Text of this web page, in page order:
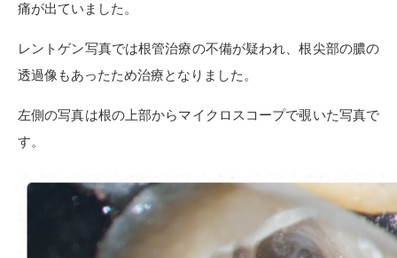
痛が出ていました。
レントゲン写真では根管治療の不備が疑われ、根尖部の膿の
透過像もあったため治療となりました。
左側の写真は根の上部からマイクロスコープで覗いた写真で
す。